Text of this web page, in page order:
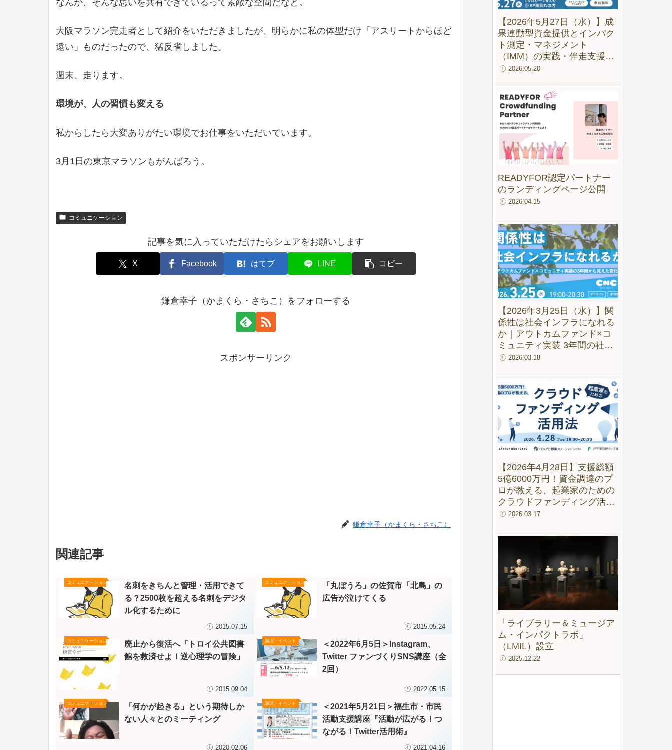
なんか、そんな思いを共有できているって素敵な空間だなと。
大阪マラソン完走者として紹介をいただきましたが、明らかに私の体型だけ「アスリートからほど
遠い」ものだったので、猛反省しました。
週末、走ります。
環境が、人の習慣も変える
私からしたら大変ありがたい環境でお仕事をいただいています。
3月1日の東京マラソンもがんばろう。
コミュニケーション
記事を気に入っていただけたらシェアをお願いします
X Facebook はてブ LINE コピー
鎌倉幸子（かまくら・さちこ）をフォローする
スポンサーリンク
鎌倉幸子（かまくら・さちこ）
関連記事
コミュニケーション
名刺をきちんと管理・活用できて
る？2500枚を超える名刺をデジタ
ル化するために
2015.07.15
コミュニケーション
「丸ぼうろ」の佐賀市「北島」の
広告が泣けてくる
2015.05.24
コミュニケーション
廃止から復活へ「トロイ公共図書
館を救済せよ！逆心理学の冒険」
2015.09.04
講演・イベント
＜2022年6月5日＞Instagram、
Twitter ファンづくりSNS講座（全
2回）
2022.05.15
コミュニケーション
「何かが起きる」という期待しか
ない人々とのミーティング
2020.02.06
講演・イベント
＜2021年5月21日＞福生市・市民
活動支援講座『活動が広がる！つ
ながる！Twitter活用術』
2021.04.16
【2026年5月27日（水）】成
果連動型資金提供とインパク
ト測定・マネジメント
（IMM）の実践・伴走支援の
成果と可能性ー 「アウトカム
2026.05.20
READYFOR認定パートナー
のランディングページ公開
2026.04.15
【2026年3月25日（水）】関
係性は社会インフラになれる
か｜アウトカムファンド×コ
ミュニティ実装 3年間の社会
実験から見えた変化
2026.03.18
【2026年4月28日】支援総額
5億6000万円！資金調達のプ
ロが教える、起業家のための
クラウドファンディング活用
法【録画配信あり】
2026.03.17
「ライブラリー＆ミュージア
ム・インパクトラボ」
（LMIL）設立
2025.12.22